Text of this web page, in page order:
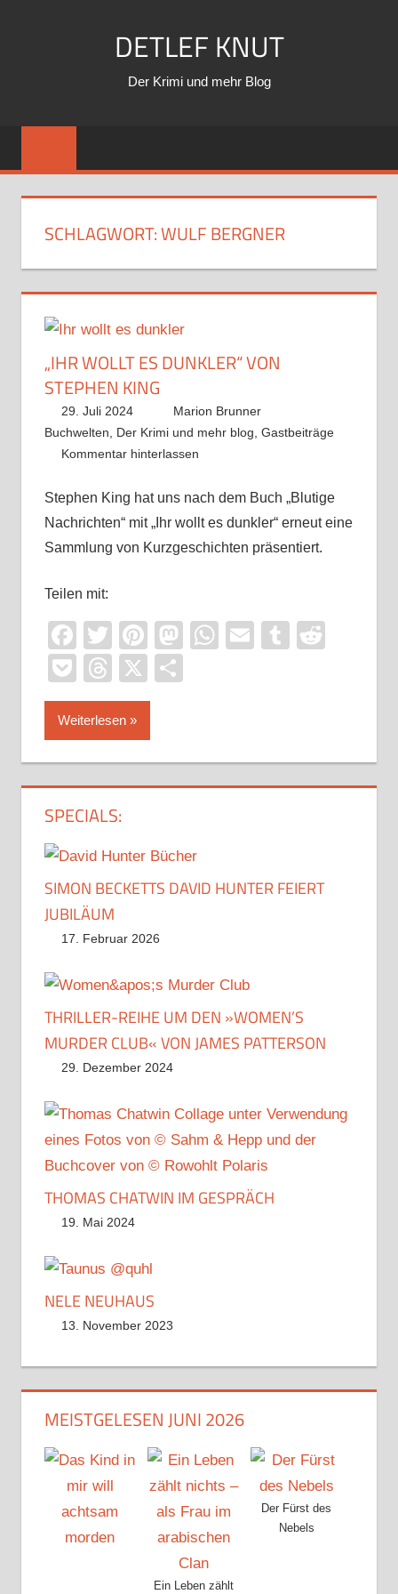
DETLEF KNUT
Der Krimi und mehr Blog
SCHLAGWORT:WULF BERGNER
„IHR WOLLT ES DUNKLER“ VON
STEPHEN KING
29. Juli 2024
Marion Brunner
Buchwelten
Der Krimi und mehr blog Gastbeiträge
Kommentar hinterlassen
Stephen King hat uns nach dem Buch „Blutige
Nachrichten“ mit „Ihr wollt es dunkler“ erneut eine
Sammlung von Kurzgeschichten präsentiert.
Teilen mit:
Facebook
TwitterPinterest
Mastodon
WhatsApp
EmailTumblr
PocketThreads
X
Weiterlesen
SPECIALS:
SIMON BECKETTS DAVID HUNTER FEIERT
JUBILÄUM
17. Februar 2026
THRILLER-REIHE UM DEN »WOMEN’S
MURDER CLUB« VON JAMES PATTERSON
29. Dezember 2024
THOMAS CHATWIN IM GESPRÄCH
19. Mai 2024
NELE NEUHAUS
13. November 2023
MEISTGELESEN JUNI 2026
Ein Leben zählt
Der Fürst des
Nebels